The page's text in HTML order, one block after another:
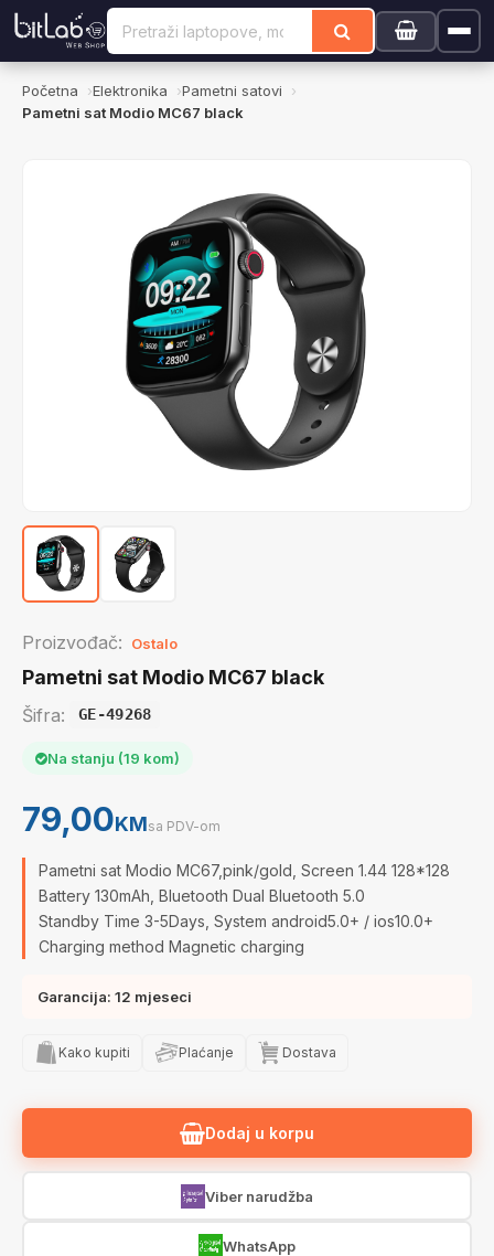
Početna Elektronika
Pametni satovi
Pametni sat Modio MC67 black
Proizvođač: Ostalo
Pametni sat Modio MC67 black
Šifra: GE-49268
Na stanju (19 kom)
79,00KMsa PDV-om
Pametni sat Modio MC67,pink/gold, Screen 1.44 128*128
Battery 130mAh, Bluetooth Dual Bluetooth 5.0
Standby Time 3-5Days, System android5.0+ / ios10.0+
Charging method Magnetic charging
Garancija: 12 mjeseci
Kako kupiti Plaćanje Dostava
Dodaj u korpu
Viber narudžba
WhatsApp